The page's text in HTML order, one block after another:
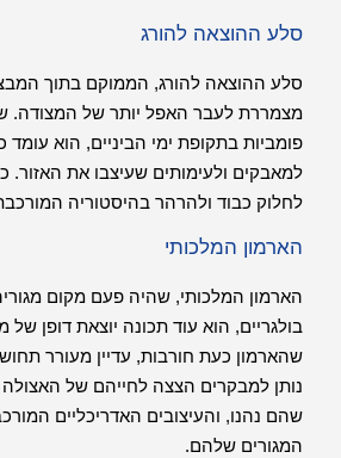
סלע ההוצאה להורג
סלע ההוצאה להורג, הממוקם בתוך
מצמררת לעבר האפל יותר של המצודה.
פומביות בתקופת ימי הביניים, הוא
למאבקים ולעימותים שעיצבו את האזור.
לחלוק כבוד ולהרהר בהיסטוריה
הארמון המלכותי
הארמון המלכותי, שהיה פעם מקום
בולגריים, הוא עוד תכונה יוצאת דופן
שהארמון כעת חורבות, עדיין מעורר
נותן למבקרים הצצה לחייהם של
שהם נהנו, והעיצובים האדריכליים
המגורים שלהם.